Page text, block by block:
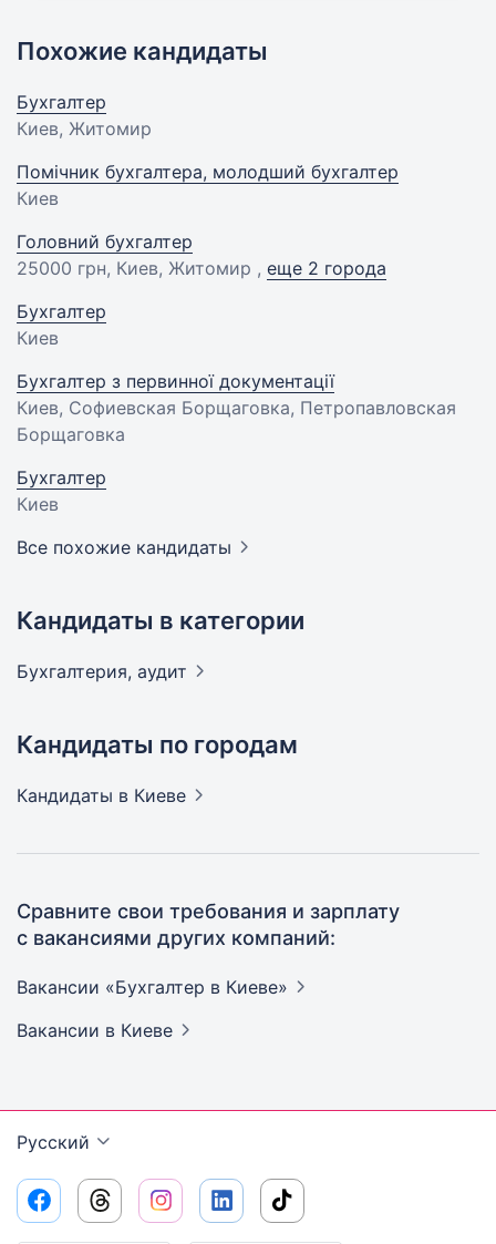
Похожие кандидаты
Бухгалтер
Киев, Житомир
Помічник бухгалтера, молодший бухгалтер
Киев
Головний бухгалтер
25000 грн, Киев, Житомир , еще 2 города
Бухгалтер
Киев
Бухгалтер з первинної документації
Киев, Софиевская Борщаговка, Петропавловская
Борщаговка
Бухгалтер
Киев
Все похожие кандидаты
Кандидаты в категории
Бухгалтерия, аудит
Кандидаты по городам
Кандидаты в Киеве
Сравните свои требования и зарплату
с вакансиями других компаний:
Вакансии «Бухгалтер в Киеве»
Вакансии в Киеве
Русский